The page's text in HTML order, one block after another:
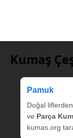
Kumaş
Pamuk
Doğal
ve Parça
kumas.org